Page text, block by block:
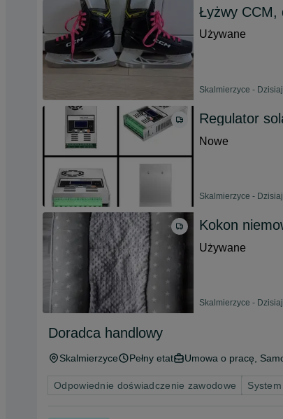
Łyżwy CCM,
Używane
Skalmierzyce -
Regulator
Nowe
Skalmierzyce -
Kokon
Używane
Skalmierzyce -
Doradca handlowy
Skalmierzyce Pełny etat Umowa o pracę,
Odpowiednie doświadczenie zawodowe